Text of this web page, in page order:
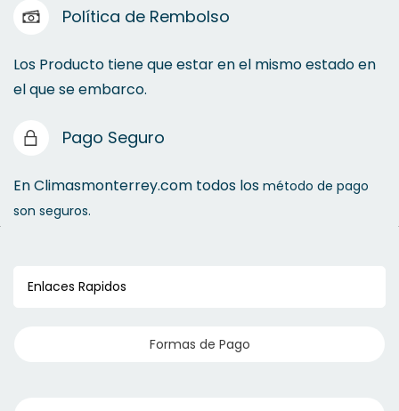
Política de Rembolso
Los Producto tiene que estar en el mismo estado en
el que se embarco.
Pago Seguro
En Climasmonterrey.com todos los método de pago
son seguros.
Enlaces Rapidos
Formas de Pago